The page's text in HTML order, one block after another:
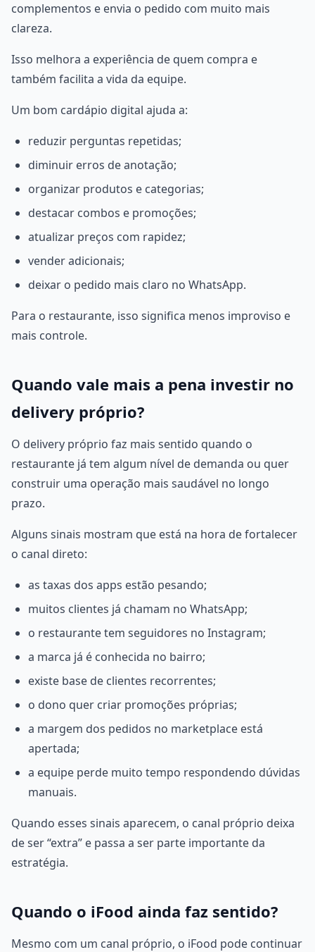
complementos e envia o pedido com muito mais
clareza.
Isso melhora a experiência de quem compra e
também facilita a vida da equipe.
Um bom cardápio digital ajuda a:
reduzir perguntas repetidas;
diminuir erros de anotação;
organizar produtos e categorias;
destacar combos e promoções;
atualizar preços com rapidez;
vender adicionais;
deixar o pedido mais claro no WhatsApp.
Para o restaurante, isso significa menos improviso e
mais controle.
Quando vale mais a pena investir no
delivery próprio?
O delivery próprio faz mais sentido quando o
restaurante já tem algum nível de demanda ou quer
construir uma operação mais saudável no longo
prazo.
Alguns sinais mostram que está na hora de fortalecer
o canal direto:
as taxas dos apps estão pesando;
muitos clientes já chamam no WhatsApp;
o restaurante tem seguidores no Instagram;
a marca já é conhecida no bairro;
existe base de clientes recorrentes;
o dono quer criar promoções próprias;
a margem dos pedidos no marketplace está
apertada;
a equipe perde muito tempo respondendo dúvidas
manuais.
Quando esses sinais aparecem, o canal próprio deixa
de ser “extra” e passa a ser parte importante da
estratégia.
Quando o iFood ainda faz sentido?
Mesmo com um canal próprio, o iFood pode continuar